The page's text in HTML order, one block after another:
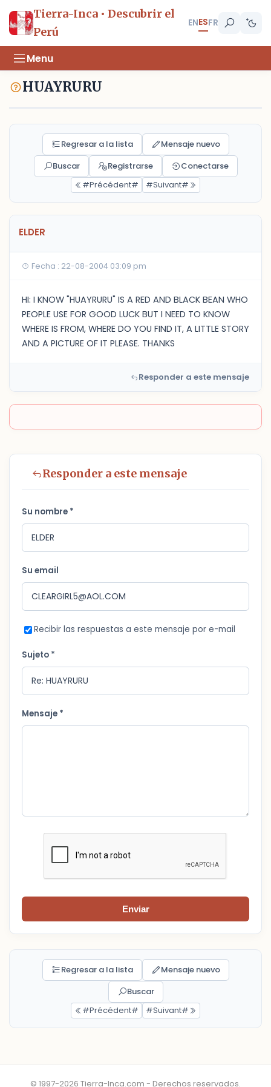
Tierra-Inca • Descubrir el
Perú
ENESFR
Menu
HUAYRURU
Regresar a la lista
Mensaje nuevo
Buscar
Registrarse
Conectarse
#Précédent#
#Suivant#
ELDER
Fecha : 22-08-2004 03:09 pm
HI: I KNOW "HUAYRURU" IS A RED AND BLACK BEAN WHO
PEOPLE USE FOR GOOD LUCK BUT I NEED TO KNOW
WHERE IS FROM, WHERE DO YOU FIND IT, A LITTLE STORY
AND A PICTURE OF IT PLEASE. THANKS
Responder a este mensaje
Responder a este mensaje
Su nombre *
Su email
Recibir las respuestas a este mensaje por e-mail
Sujeto *
Mensaje *
Enviar
Regresar a la lista
Mensaje nuevo
Buscar
#Précédent#
#Suivant#
© 1997-2026 Tierra-Inca.com - Derechos reservados.